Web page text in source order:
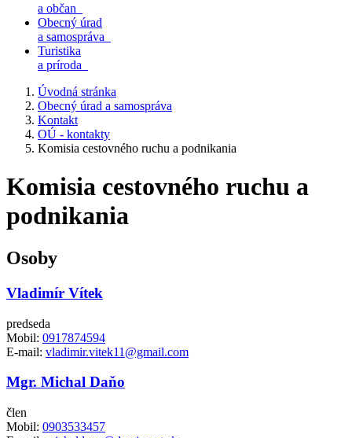
a občan
Obecný úrad
a samospráva
Turistika
a príroda
Úvodná stránka
Obecný úrad a samospráva
Kontakt
OÚ - kontakty
Komisia cestovného ruchu a podnikania
Komisia cestovného ruchu a
podnikania
Osoby
Vladimír Vítek
predseda
Mobil: 0917874594
E-mail: vladimir.vitek11@gmail.com
Mgr. Michal Daňo
člen
Mobil: 0903533457